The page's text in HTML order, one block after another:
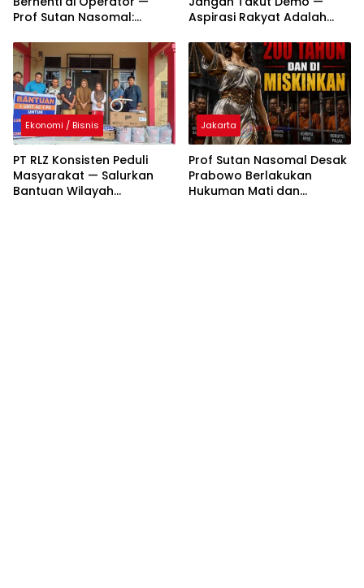
Prof Sutan Nasomal:
hingga Pemodal
Aspirasi Rakyat Adalah
Ekonomi / Bisnis
PT RLZ Konsisten Peduli
Masyarakat — Salurkan
Bantuan Wilayah
Jakarta
Prof Sutan Nasomal Desak
Prabowo Berlakukan
Hukuman Mati dan